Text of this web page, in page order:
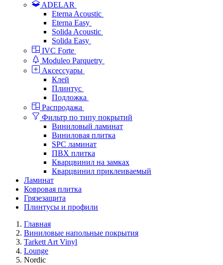
ADELAR
Eterna Acoustic
Eterna Easy
Solida Acoustic
Solida Easy
IVC Forte
Moduleo Parquetry
Аксессуары
Клей
Плинтус
Подложка
Распродажа
Фильтр по типу покрытий
Виниловый ламинат
Виниловая плитка
SPC ламинат
ПВХ плитка
Кварцвинил на замках
Кварцвинил приклеиваемый
Ламинат
Ковровая плитка
Грязезащита
Плинтусы и профили
Главная
Виниловые напольные покрытия
Tarkett Art Vinyl
Lounge
Nordic